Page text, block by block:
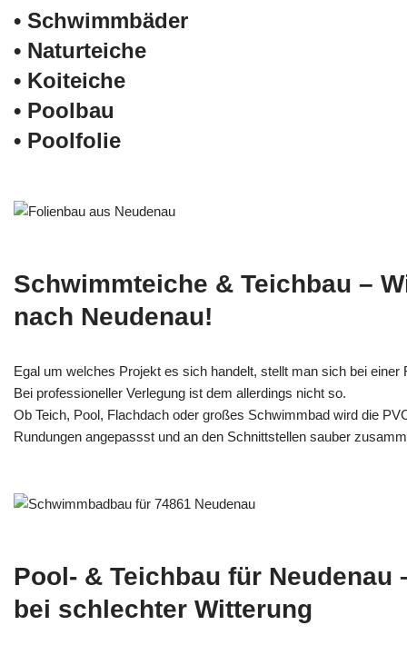
• Schwimm­bäder
• Naturteiche
• Koiteiche
• Poolbau
• Poolfolie
Schwimmteiche & Teichbau –
nach Neudenau!
Egal um welches Projekt es sich handelt, stellt man sich bei einer
Bei professioneller Verlegung ist dem allerdings nicht so.
Ob Teich, Pool, Flachdach oder großes Schwimmbad wird die
Rundungen angepassst und an den Schnittstellen sauber
Pool- & Teichbau für Neudenau
bei schlechter Witterung